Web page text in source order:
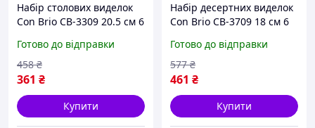
Набір столових виделок
Сon Brio СB-3309 20.5 см 6
Готово до відправки
361 ₴
458 ₴
Купити
Набір десертних виделок
Сon Brio СB-3709 18 см 6
Готово до відправки
461 ₴
577 ₴
Купити